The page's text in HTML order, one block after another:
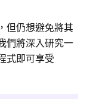
但仍想避免將其
們將深入研究一
式即可享受